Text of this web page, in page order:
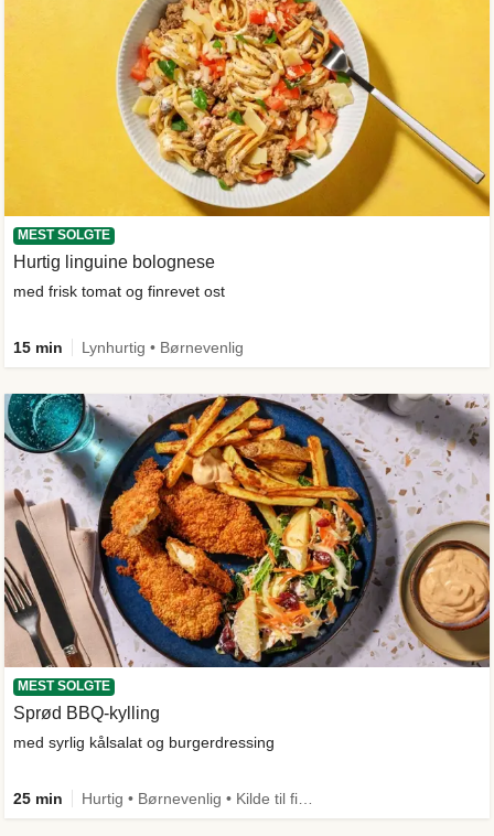
MEST SOLGTE
Hurtig linguine bolognese
med frisk tomat og finrevet ost
15 min Lynhurtig • Børnevenlig
MEST SOLGTE
Sprød BBQ-kylling
med syrlig kålsalat og burgerdressing
25 min